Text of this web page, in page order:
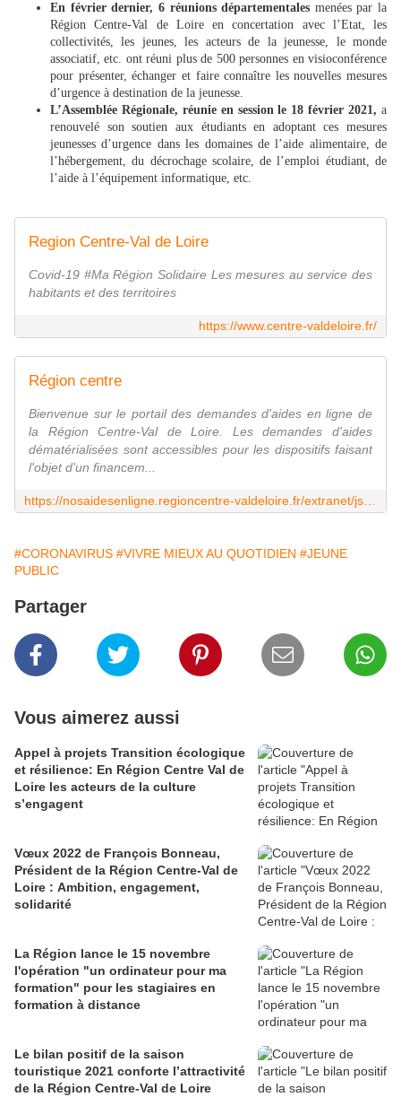
En février dernier, 6 réunions départementales menées par la
Région Centre-Val de Loire en concertation avec l’Etat, les
collectivités, les jeunes, les acteurs de la jeunesse, le monde
associatif, etc. ont réuni plus de 500 personnes en visioconférence
pour présenter, échanger et faire connaître les nouvelles mesures
d’urgence à destination de la jeunesse.
L’Assemblée Régionale, réunie en session le 18 février 2021, a
renouvelé son soutien aux étudiants en adoptant ces mesures
jeunesses d’urgence dans les domaines de l’aide alimentaire, de
l’hébergement, du décrochage scolaire, de l’emploi étudiant, de
l’aide à l’équipement informatique, etc.
Region Centre-Val de Loire
Covid-19 #Ma Région Solidaire Les mesures au service des
habitants et des territoires
https://www.centre-valdeloire.fr/
Région centre
Bienvenue sur le portail des demandes d'aides en ligne de
la Région Centre-Val de Loire. Les demandes d'aides
dématérialisées sont accessibles pour les dispositifs faisant
l'objet d'un financem...
#CORONAVIRUS #VIVRE MIEUX AU QUOTIDIEN #JEUNE
PUBLIC
Partager
Vous aimerez aussi
Appel à projets Transition écologique
et résilience: En Région Centre Val de
Loire les acteurs de la culture
s’engagent
Vœux 2022 de François Bonneau,
Président de la Région Centre-Val de
Loire : Ambition, engagement,
solidarité
La Région lance le 15 novembre
l'opération "un ordinateur pour ma
formation" pour les stagiaires en
formation à distance
Le bilan positif de la saison
touristique 2021 conforte l’attractivité
de la Région Centre-Val de Loire